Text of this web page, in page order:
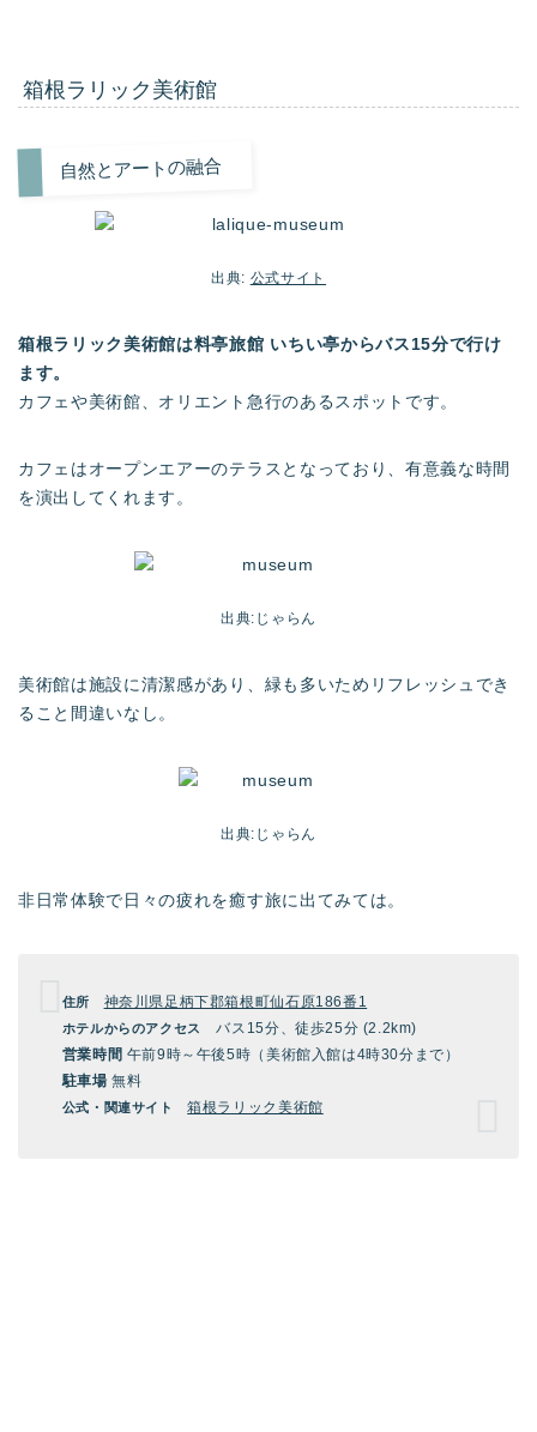
箱根ラリック美術館
自然とアートの融合
出典: 公式サイト
箱根ラリック美術館は料亭旅館 いちい亭からバス 15分で行け
ます。
カフェや美術館、オリエント急行のあるスポットです。
カフェはオープンエアーのテラスとなっており、有意義な時間
を演出してくれます。
出典:じゃらん
美術館は施設に清潔感があり、緑も多いためリフレッシュでき
ること間違いなし。
出典:じゃらん
非日常体験で日々の疲れを癒す旅に出てみては。
住所 神奈川県足柄下郡箱根町仙石原186番1
ホテルからのアクセス
バス15分、徒歩25分 (2.2km)
営業時間 午前9時～午後5時（美術館入館は4時30分まで）
駐車場 無料
公式・関連サイト箱根ラリック美術館